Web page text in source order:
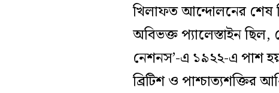
খিলাফত আন্দোলনের শেষ
অবিভক্ত প্যালেস্তাইন ছিল,
নেশনস’-এ ১৯২২-এ পাশ
ব্রিটিশ ও